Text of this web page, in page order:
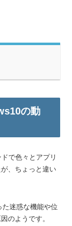
の動
で色々とアプリ
、ちょっと違い
迷惑な機能や位
のようです。